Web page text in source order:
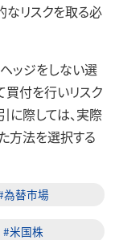
なリスクを取る必
ッジをしない選
買付を行いリスク
に際しては、実際
方法を選択する
為替市場
#米国株